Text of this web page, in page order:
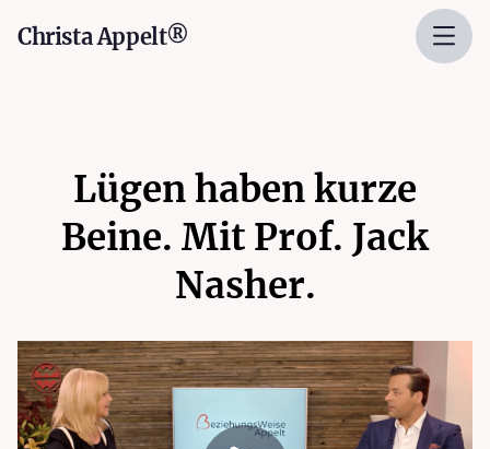
Christa Appelt®
Lügen haben kurze
Beine. Mit Prof. Jack
Nasher.